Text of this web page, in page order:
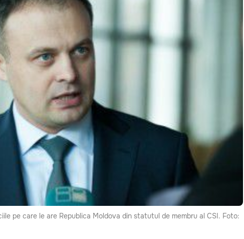
pe care le are Republica Moldova din statutul de membru al CSI. Foto: